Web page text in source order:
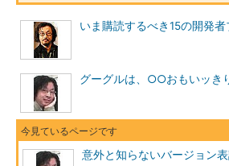
いま購読するべき15の開発者
グーグルは、○○おもいッき
意外と知らないバージョン